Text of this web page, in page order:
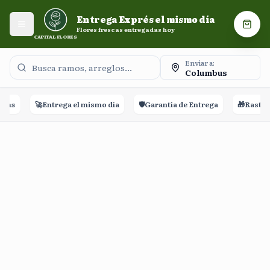
Entrega Exprés el mismo día. Flores frescas entregadas
Abrir menú
CAPITAL FLORES
Entrega Exprés el mismo día
Flores frescas entregadas hoy
Enviar a:
Columbus
🚀Entrega el mismo día 🛡️Garantía de Entrega 🎁